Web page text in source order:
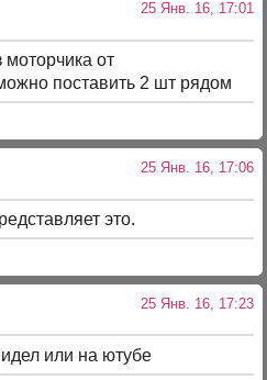
25 Янв. 16, 17:01
от
поставить 2 шт рядом
25 Янв. 16, 17:06
это.
25 Янв. 16, 17:23
или на ютубе